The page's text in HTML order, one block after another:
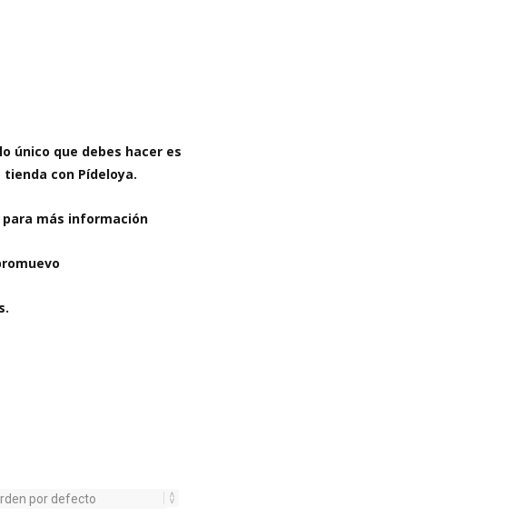
único que debes hacer es
con Pídeloya.
más información